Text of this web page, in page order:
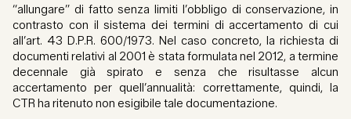
“allungare” di fatto senza limiti l’obbligo di conservazione, in
contrasto con il sistema dei termini di accertamento di cui
all’art. 43 D.P.R. 600/1973. Nel caso concreto, la richiesta di
documenti relativi al 2001 è stata formulata nel 2012, a termine
decennale già spirato e senza che risultasse alcun
accertamento per quell’annualità: correttamente, quindi, la
CTR ha ritenuto non esigibile tale documentazione.